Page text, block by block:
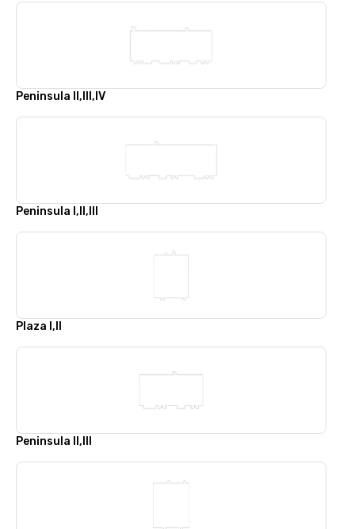
Peninsula II,III,IV
Peninsula I,II,III
Plaza I,II
Peninsula II,III